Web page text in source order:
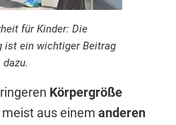
für Kinder: Die
ist ein wichtiger Beitrag
dazu.
Körpergröße
aus einem anderen